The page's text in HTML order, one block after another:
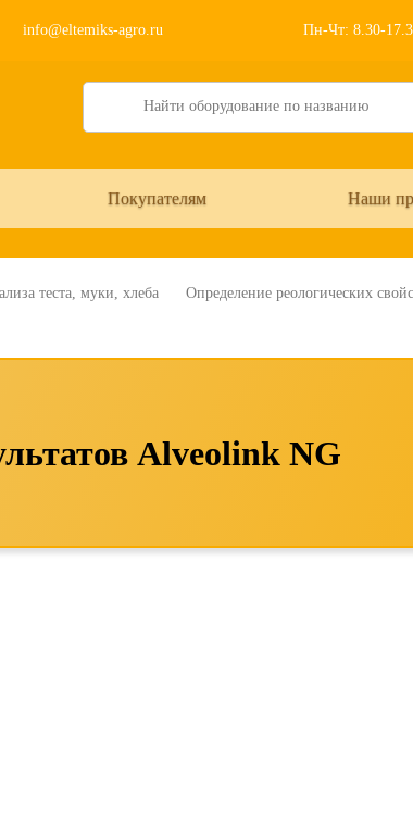
info@eltemiks-agro.ru Пн-Чт: 8.30-
Search
Покупателям Наши
теста, муки, хлеба Определение реологических
Alveolink NG